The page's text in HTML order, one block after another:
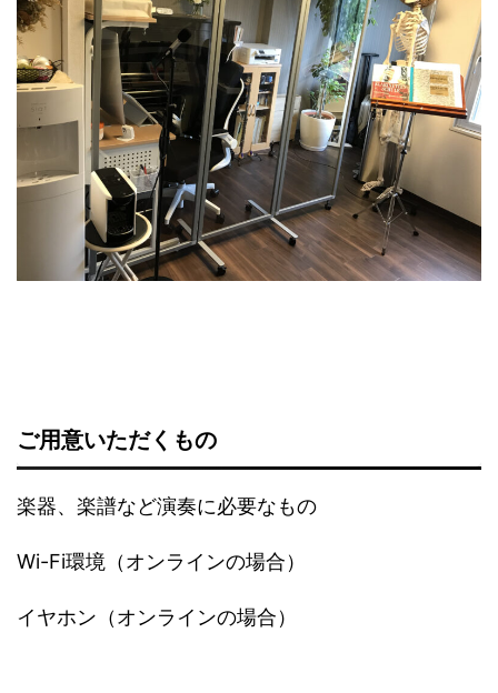
ご用意いただくもの
楽器、楽譜など演奏に必要なもの
Wi-Fi環境（オンラインの場合）
イヤホン（オンラインの場合）